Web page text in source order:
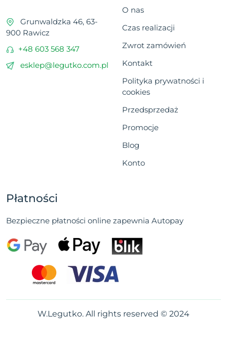
Grunwaldzka 46, 63-
900 Rawicz
+48 603 568 347
esklep@legutko.com.pl
O nas
Czas realizacji
Zwrot zamówień
Kontakt
Polityka prywatności i
cookies
Przedsprzedaż
Promocje
Blog
Konto
Płatności
Bezpieczne płatności online zapewnia Autopay
W.Legutko. All rights reserved © 2024